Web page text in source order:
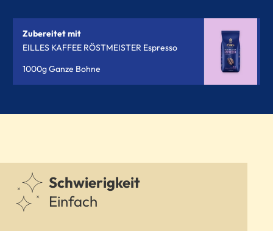
Zubereitet mit
EILLES KAFFEE RÖSTMEISTER Espresso
1000g Ganze Bohne
Schwierigkeit
Einfach